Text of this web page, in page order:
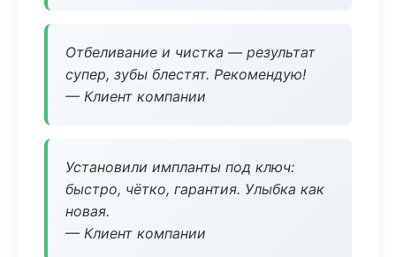
Отбеливание и чистка — результат
супер, зубы блестят. Рекомендую!
— Клиент компании
Установили импланты под ключ:
быстро, чётко, гарантия. Улыбка как
новая.
— Клиент компании